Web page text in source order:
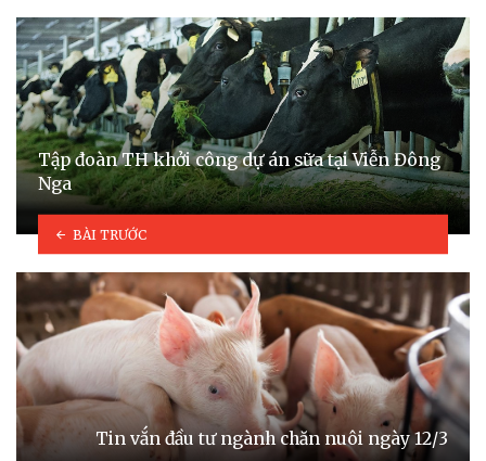
Tập đoàn TH khởi công dự án sữa tại Viễn Đông
Nga
BÀI TRƯỚC
Tin vắn đầu tư ngành chăn nuôi ngày 12/3